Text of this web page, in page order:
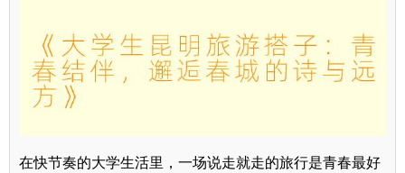
在快节奏的大学生活里，一场说走就走的旅行是青春最好